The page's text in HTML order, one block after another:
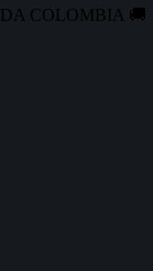
COLOMBIA 🚚